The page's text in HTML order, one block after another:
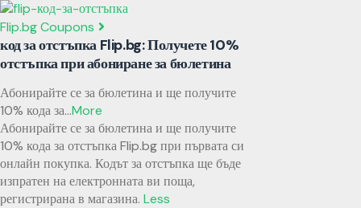
Flip.bg Coupons
код за отстъпка Flip.bg: Получете 10%
отстъпка при абониране за бюлетина
Абонирайте се за бюлетина и ще получите
10% кода за...More
Абонирайте се за бюлетина и ще получите
10% кода за отстъпка Flip.bg при първата си
онлайн покупка. Кодът за отстъпка ще бъде
изпратен на електронната ви поща,
регистрирана в магазина. Less